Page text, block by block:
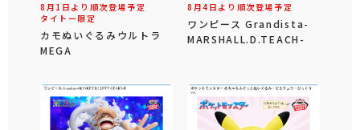
8月1日より順次登場予定
タイトー限定
カモぬいぐるみウルトラ
MEGA
8月4日より順次登場予定
ワンピース Grandista-
MARSHALL.D.TEACH-